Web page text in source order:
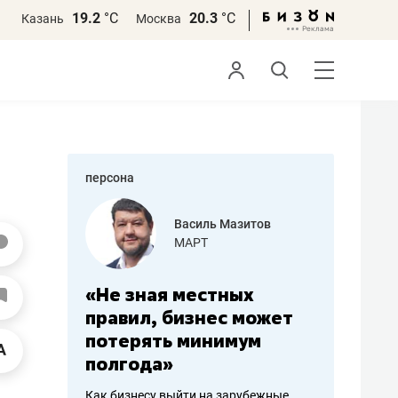
Казань 19.2 °С Москва 20.3 °С
персона
работа
Василь Мазитов
МАРТ
«Не зная местных
правил, бизнес может
потерять минимум
полгода»